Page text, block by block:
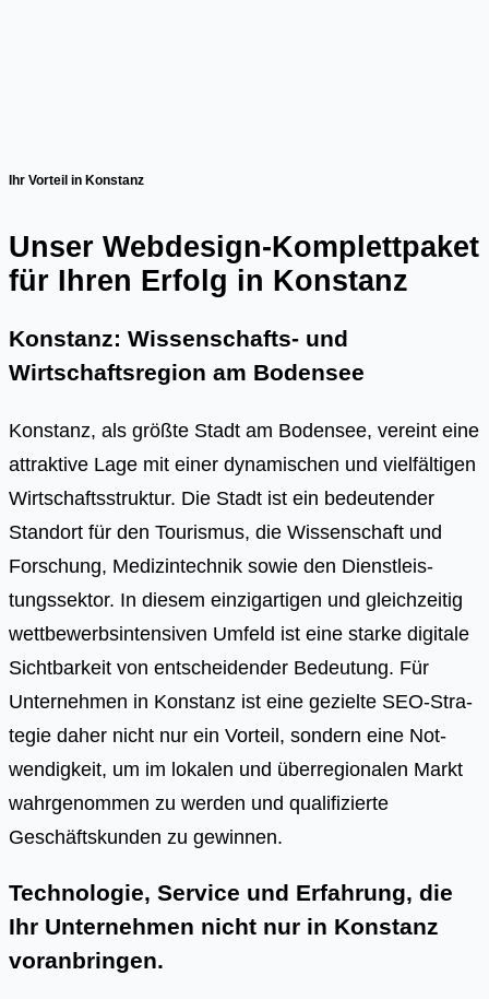
Ihr Vorteil in Konstanz
Unser Webdesign-Komplettpaket
für Ihren Erfolg in Konstanz
Konstanz: Wissenschafts- und
Wirtschaftsregion am Bodensee
Kon­stanz, als größ­te Stadt am Boden­see, ver­eint eine
attrak­ti­ve Lage mit einer dyna­mi­schen und viel­fäl­ti­gen
Wirt­schafts­struk­tur. Die Stadt ist ein bedeu­ten­der
Stand­ort für den Tou­ris­mus, die Wis­sen­schaft und
For­schung, Medi­zin­tech­nik sowie den Dienst­leis­
tungs­sek­tor. In die­sem ein­zig­ar­ti­gen und gleich­zei­tig
wett­be­werbs­in­ten­si­ven Umfeld ist eine star­ke digi­ta­le
Sicht­bar­keit von ent­schei­den­der Bedeu­tung. Für
Unter­neh­men in Kon­stanz ist eine geziel­te SEO-Stra­
te­gie daher nicht nur ein Vor­teil, son­dern eine Not­
wen­dig­keit, um im loka­len und über­re­gio­na­len Markt
wahr­ge­nom­men zu wer­den und qua­li­fi­zier­te
Geschäfts­kun­den zu gewin­nen.
Technologie, Service und Erfahrung, die
Ihr Unternehmen nicht nur in Konstanz
voranbringen.